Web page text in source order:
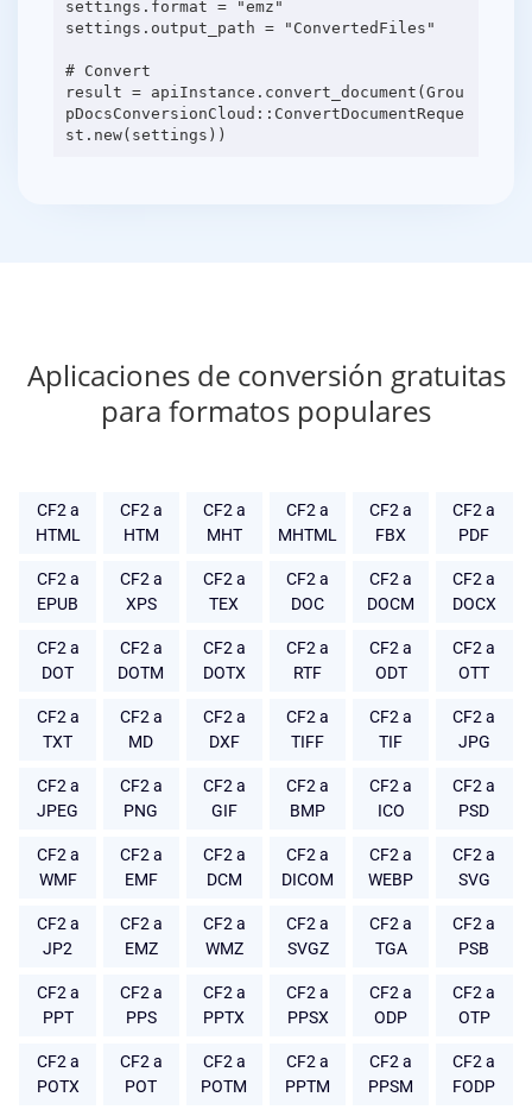
settings.format = "emz"
settings.output_path = "ConvertedFiles"
# Convert
result = apiInstance.convert_document(Grou
pDocsConversionCloud::ConvertDocumentReque
Aplicaciones de conversión gratuitas
para formatos populares
CF2 a
HTML
CF2 a
HTM
CF2 a
MHT
CF2 a
MHTML
CF2 a
FBX
CF2 a
PDF
CF2 a
EPUB
CF2 a
XPS
CF2 a
TEX
CF2 a
DOC
CF2 a
DOCM
CF2 a
DOCX
CF2 a
DOT
CF2 a
DOTM
CF2 a
DOTX
CF2 a
RTF
CF2 a
ODT
CF2 a
OTT
CF2 a
TXT
CF2 a
MD
CF2 a
DXF
CF2 a
TIFF
CF2 a
TIF
CF2 a
JPG
CF2 a
JPEG
CF2 a
PNG
CF2 a
GIF
CF2 a
BMP
CF2 a
ICO
CF2 a
PSD
CF2 a
WMF
CF2 a
EMF
CF2 a
DCM
CF2 a
DICOM
CF2 a
WEBP
CF2 a
SVG
CF2 a
JP2
CF2 a
EMZ
CF2 a
WMZ
CF2 a
SVGZ
CF2 a
TGA
CF2 a
PSB
CF2 a
PPT
CF2 a
PPS
CF2 a
PPTX
CF2 a
PPSX
CF2 a
ODP
CF2 a
OTP
CF2 a
POTX
CF2 a
POT
CF2 a
POTM
CF2 a
PPTM
CF2 a
PPSM
CF2 a
FODP